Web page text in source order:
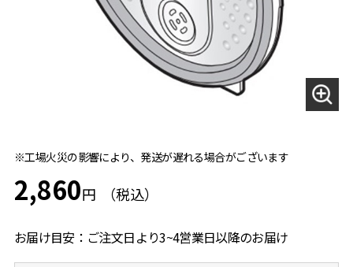
2,860円
お届け目安：ご注文日より3~4営業日以降のお届け
※工場火災の影響により、発送が遅れる場合がございます